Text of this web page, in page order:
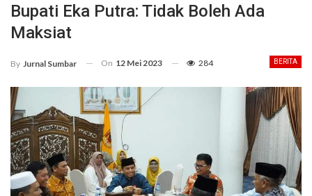
Bupati Eka Putra: Tidak Boleh Ada
Maksiat
BERITA
By Jurnal Sumbar On 12 Mei 2023 284